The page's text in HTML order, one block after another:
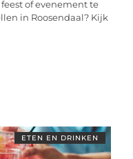
of evenement te
in Roosendaal? Kijk
ETEN EN DRINKEN